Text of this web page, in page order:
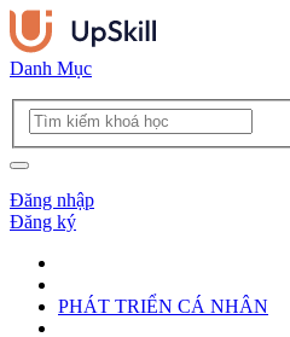
Danh Mục
Đăng nhập
Đăng ký
PHÁT TRIỂN CÁ NHÂN